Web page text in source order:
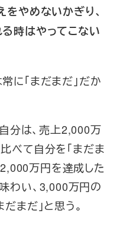
をやめないかぎり、
時はやってこない
に「まだまだ」だか
分は、売上2,000万
べて自分を「まだま
2,000万円を達成した
わい、3,000万円の
まだ」と思う。